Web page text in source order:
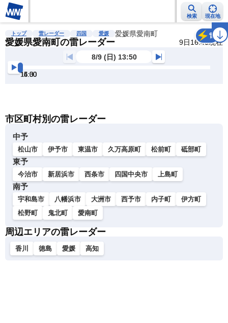
検索 現在地
雨雲レーダー 台風情報 地震情報 警報・注意報 2週間天気 ラ
トップ 雷レーダー 四国 愛媛 愛媛県愛南町
愛媛県愛南町の雷レーダー 9日16:40現在
雷
8/9 (日) 13:50
14:00
14:30
15:00
15:30
16:00
16:30
市区町村別の雷レーダー
中予
松山市 伊予市 東温市 久万高原町 松前町 砥部町
東予
今治市 新居浜市 西条市 四国中央市 上島町
南予
宇和島市 八幡浜市 大洲市 西予市 内子町
伊方町
松野町
鬼北町 愛南町
周辺エリアの雷レーダー
香川 徳島 愛媛 高知